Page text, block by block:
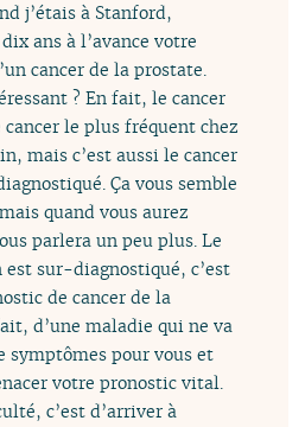
j’étais à Stanford,
ans à l’avance votre
cancer de la prostate.
? En fait, le cancer
le plus fréquent chez
mais c’est aussi le cancer
Ça vous semble
quand vous aurez
parlera un peu plus. Le
est sur-diagnostiqué, c’est
de cancer de la
d’une maladie qui ne va
symptômes pour vous et
votre pronostic vital.
c’est d’arriver à